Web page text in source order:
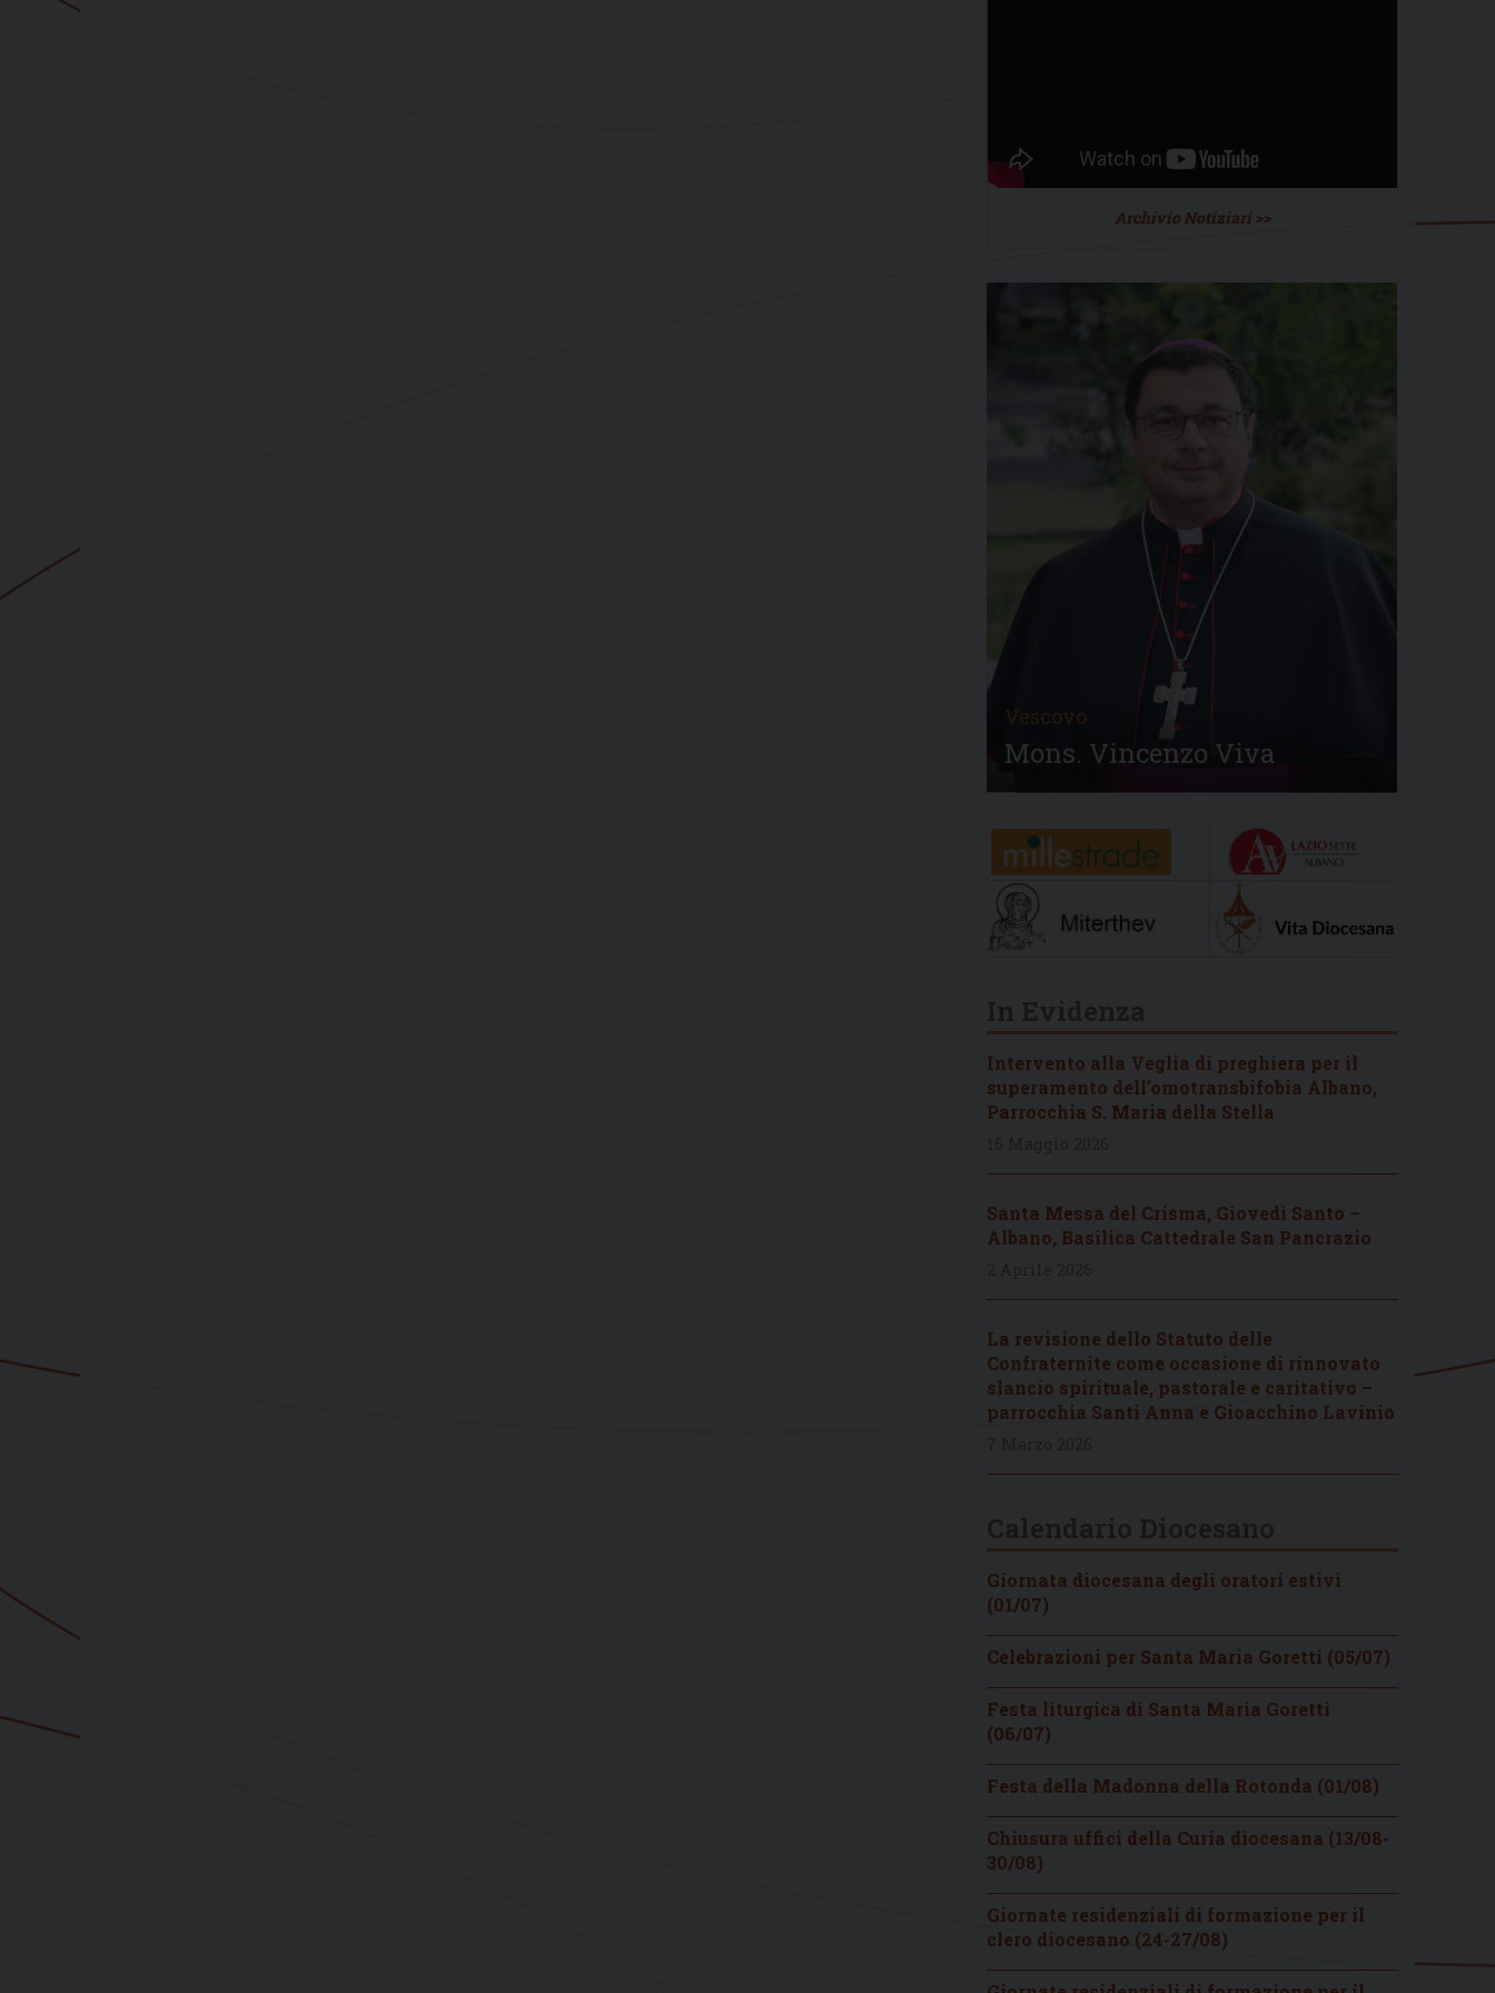
Archivio Notiziari >>
Vescovo
Mons. Vincenzo Viva
Intervento alla Veglia di preghiera per il
superamento dell’omotransbifobia Albano,
Parrocchia S. Maria della Stella
Santa Messa del Crisma, Giovedì Santo –
Albano, Basilica Cattedrale San Pancrazio
La revisione dello Statuto delle
Confraternite come occasione di rinnovato
slancio spirituale, pastorale e caritativo –
parrocchia Santi Anna e Gioacchino Lavinio
Giornata diocesana degli oratori estivi
(01/07)
Celebrazioni per Santa Maria Goretti (05/07)
Festa liturgica di Santa Maria Goretti
(06/07)
Festa della Madonna della Rotonda (01/08)
Chiusura uffici della Curia diocesana (13/08-
30/08)
Giornate residenziali di formazione per il
clero diocesano (24-27/08)